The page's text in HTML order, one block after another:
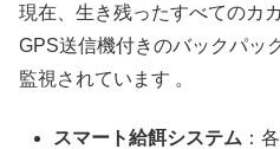
現在、生き残ったすべてのカ
GPS送信機付きのバックパッ
監視されています 。
スマート給餌システム ：